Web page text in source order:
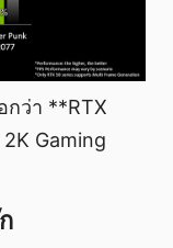
กว่า **RTX
Gaming